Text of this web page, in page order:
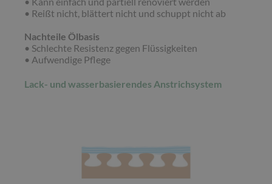
• Reißt nicht, blättert nicht und schuppt nicht ab
Nachteile Ölbasis
• Schlechte Resistenz gegen Flüssigkeiten
• Aufwendige Pflege
Lack- und wasserbasierendes Anstrichsystem